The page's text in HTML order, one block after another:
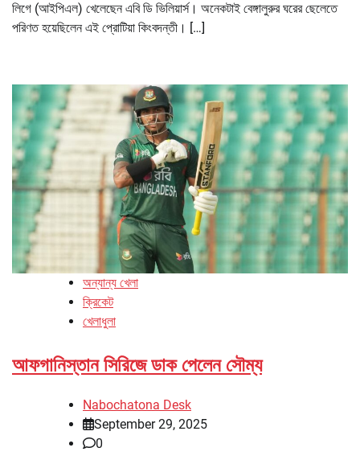
লিগে (আইপিএল) খেলেছেন এবি ডি ভিলিয়ার্স। অনেকটাই বেঙ্গালুরুর ঘরের ছেলেতে
পরিণত হয়েছিলেন এই প্রোটিয়া কিংবদন্তী। […]
অন্যান্য খেলা
ক্রিকেট
খেলাধুলা
আফগানিস্তান সিরিজে ডাক পেলেন সৌম্য
Nabochatona Desk
September 29, 2025
0